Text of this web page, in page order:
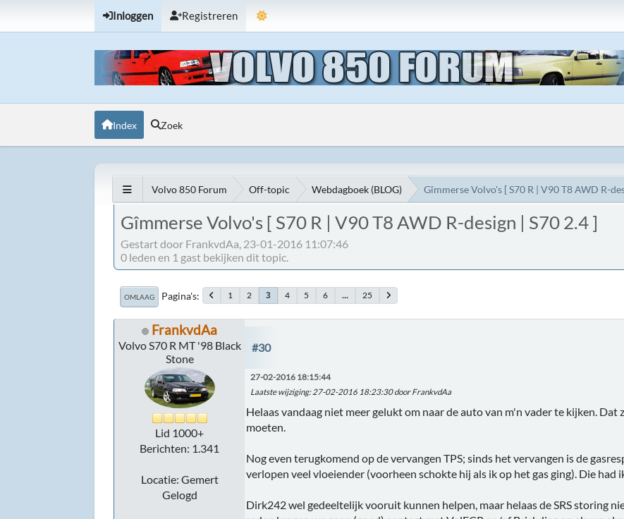
Inloggen Registreren
Index Zoek
Volvo 850 Forum Off-topic Webdagboek (BLOG) Gîmmerse Volvo's [ S70 R | V90 T8 AWD R-
Gîmmerse Volvo's [ S70 R | V90 T8 AWD R-design | S70 2.4 ]
Gestart door FrankvdAa, 23-01-2016 11:07:46
0 leden en 1 gast bekijken dit topic.
OMLAAG Pagina's 1 2 3 4 5 6 ... 25
FrankvdAa
Volvo S70 R MT '98 Black
Stone
Lid 1000+
Berichten: 1.341
Locatie: Gemert
Gelogd
#30
27-02-2016 18:15:44
Laatste wijziging: 27-02-2016 18:23:30 door FrankvdAa
Helaas vandaag niet meer gelukt om naar de auto van m'n vader te kijken. Dat
moeten.
Nog even terugkomend op de vervangen TPS; sinds het vervangen is de
verlopen veel vloeiender (voorheen schokte hij als ik op het gas ging). Die had
Dirk242 wel gedeeltelijk vooruit kunnen helpen, maar helaas de SRS storing